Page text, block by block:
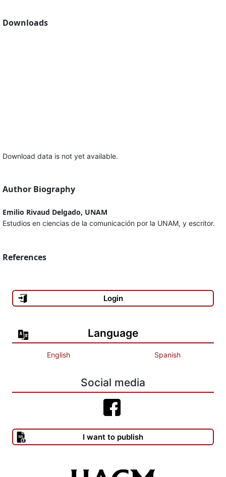
Downloads
Download data is not yet available.
Author Biography
Emilio Rivaud Delgado, UNAM
Estudios en ciencias de la comunicación por la UNAM, y escritor.
References
Login
Language
English Spanish
Social media
I want to publish